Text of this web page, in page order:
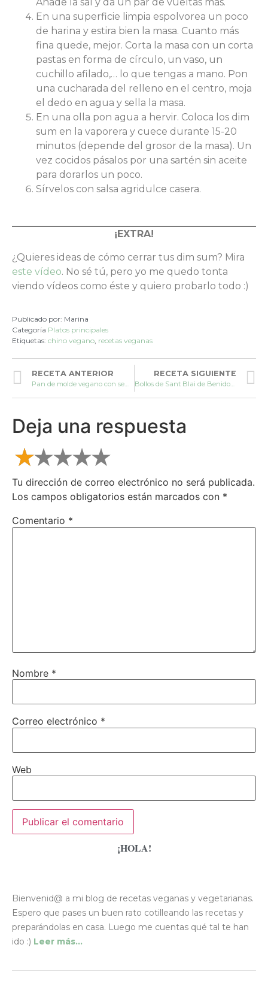
En una superficie limpia espolvorea un poco
de harina y estira bien la masa. Cuanto más
fina quede, mejor. Corta la masa con un corta
pastas en forma de círculo, un vaso, un
cuchillo afilado,… lo que tengas a mano. Pon
una cucharada del relleno en el centro, moja
el dedo en agua y sella la masa.
En una olla pon agua a hervir. Coloca los dim
sum en la vaporera y cuece durante 15-20
minutos (depende del grosor de la masa). Un
vez cocidos pásalos por una sartén sin aceite
para dorarlos un poco.
Sírvelos con salsa agridulce casera.
¡EXTRA!
¿Quieres ideas de cómo cerrar tus dim sum? Mira
este vídeo. No sé tú, pero yo me quedo tonta
viendo vídeos como éste y quiero probarlo todo :)
Publicado por: Marina
Categoría Platos principales
Etiquetas: chino vegano recetas veganas
RECETA ANTERIOR
Pan de molde vegano con semillas
RECETA SIGUIENTE
Bollos de Sant Blai de Benidorm
Deja una respuesta
Tu dirección de correo electrónico no será publicada.
Los campos obligatorios están marcados con *
Comentario *
Nombre *
Correo electrónico *
Web
¡HOLA!
Bienvenid@ a mi blog de recetas veganas y vegetarianas.
Espero que pases un buen rato cotilleando las recetas y
preparándolas en casa. Luego me cuentas qué tal te han
ido :) Leer más…